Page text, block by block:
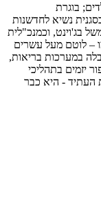
נשיא לחדשנות
וכמנכ"לית
מעל עשרים
בריאות,
בתהליכי
- היא כבר